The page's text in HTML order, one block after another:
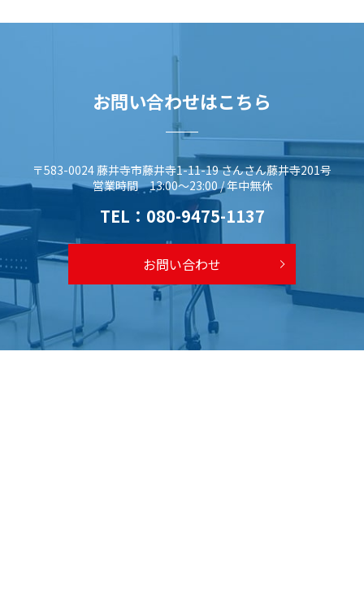
お問い合わせはこちら
〒583-0024 藤井寺市藤井寺1-11-19 さんさん藤井寺201号
営業時間 13:00～23:00 / 年中無休
TEL： 080-9475-1137
お問い合わせ